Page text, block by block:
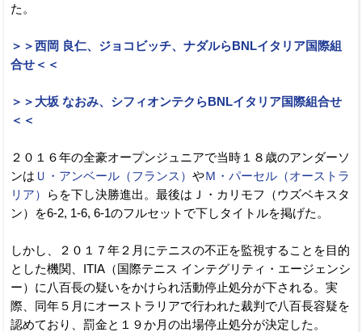
た。
＞＞西岡 良仁、ジョコビッチ、ナダルらBNLイタリア国際組
合せ＜＜
＞＞大坂 なおみ、シフィオンテクらBNLイタリア国際組合せ
＜＜
２０１６年の全豪オープンジュニアで当時１８歳のアンダーソ
ンは Ｕ・アンベール（フランス） やＭ・パーセル（オーストラ
リア）
らを下し決勝進出。最後はＪ・カリモフ（ウズベキスタ
ン）を6-2, 1-6, 6-1のフルセットで下しタイトルを掲げた。
しかし、２０１７年２月にテニスの不正を監視することを目的
とした機関、ITIA（国際テニス インテグリティ・エージェンシ
ー）に八百長の疑いをかけられ活動停止処分が下される。実
際、同年５月にオーストラリアで行われた裁判で八百長容疑を
認めており、罰金と１９か月の出場停止処分が決定した。